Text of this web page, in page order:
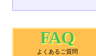
FAQ
よくあるご質問